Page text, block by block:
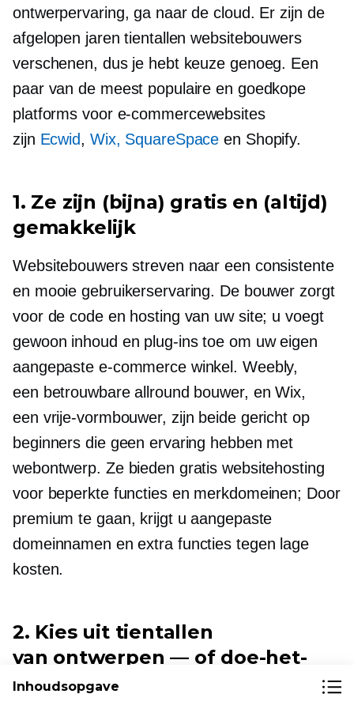
ontwerpervaring, ga naar de cloud. Er zijn de
afgelopen jaren tientallen websitebouwers
verschenen, dus je hebt keuze genoeg. Een
paar van de meest populaire en goedkope
platformsvoor e-commercewebsites
zijn Ecwid, Wix, SquareSpace en Shopify.
1. Ze zijn (bijna) gratis en (altijd)
gemakkelijk
Websitebouwers streven naar een consistente
en mooie gebruikerservaring. De bouwer zorgt
voor de code en hosting van uw site; u voegt
gewoon inhoud en plug-ins toe om uw eigen
aangepaste e-commerce winkel. Weebly,
een betrouwbare allround bouwer, en Wix,
een vrije-vormbouwer, zijn beide gericht op
beginners die geen ervaring hebben met
webontwerp. Ze bieden gratis websitehosting
voor beperkte functies en merkdomeinen; Door
premium te gaan, krijgt u aangepaste
domeinnamen en extra functies tegen lage
kosten.
2. Kies uit tientallen
van ontwerpen — of doe-het-
zelf
Inhoudsopgave